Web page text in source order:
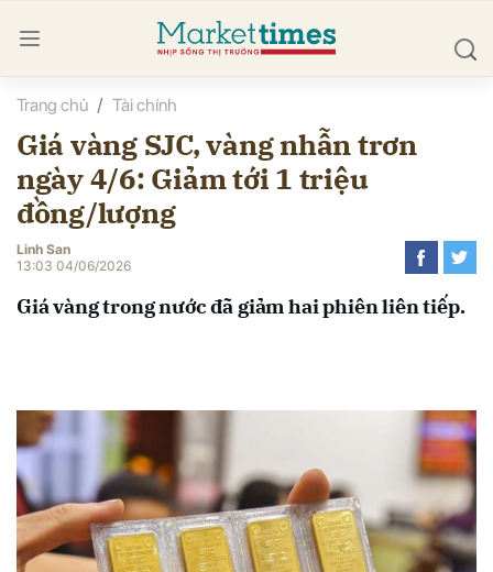
Trang chủ Tài chính
Giá vàng SJC, vàng nhẫn trơn
ngày 4/6: Giảm tới 1 triệu
đồng/lượng
Linh San
13:03 04/06/2026
Giá vàng trong nước đã giảm hai phiên liên tiếp.
luận